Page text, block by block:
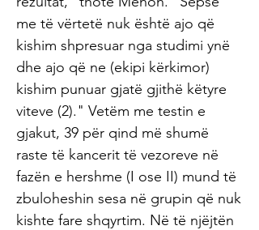
me të vërtetë nuk është ajo që
kishim shpresuar nga studimi ynë
dhe ajo që ne (ekipi kërkimor)
kishim punuar gjatë gjithë këtyre
viteve (2)." Vetëm me testin e
gjakut, 39 për qind më shumë
raste të kancerit të vezoreve në
fazën e hershme (I ose II) mund të
zbuloheshin sesa në grupin që nuk
kishte fare shqyrtim. Në të njëjtën